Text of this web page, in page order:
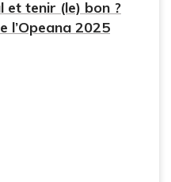
et tenir (le) bon ?
l’Opeana 2025